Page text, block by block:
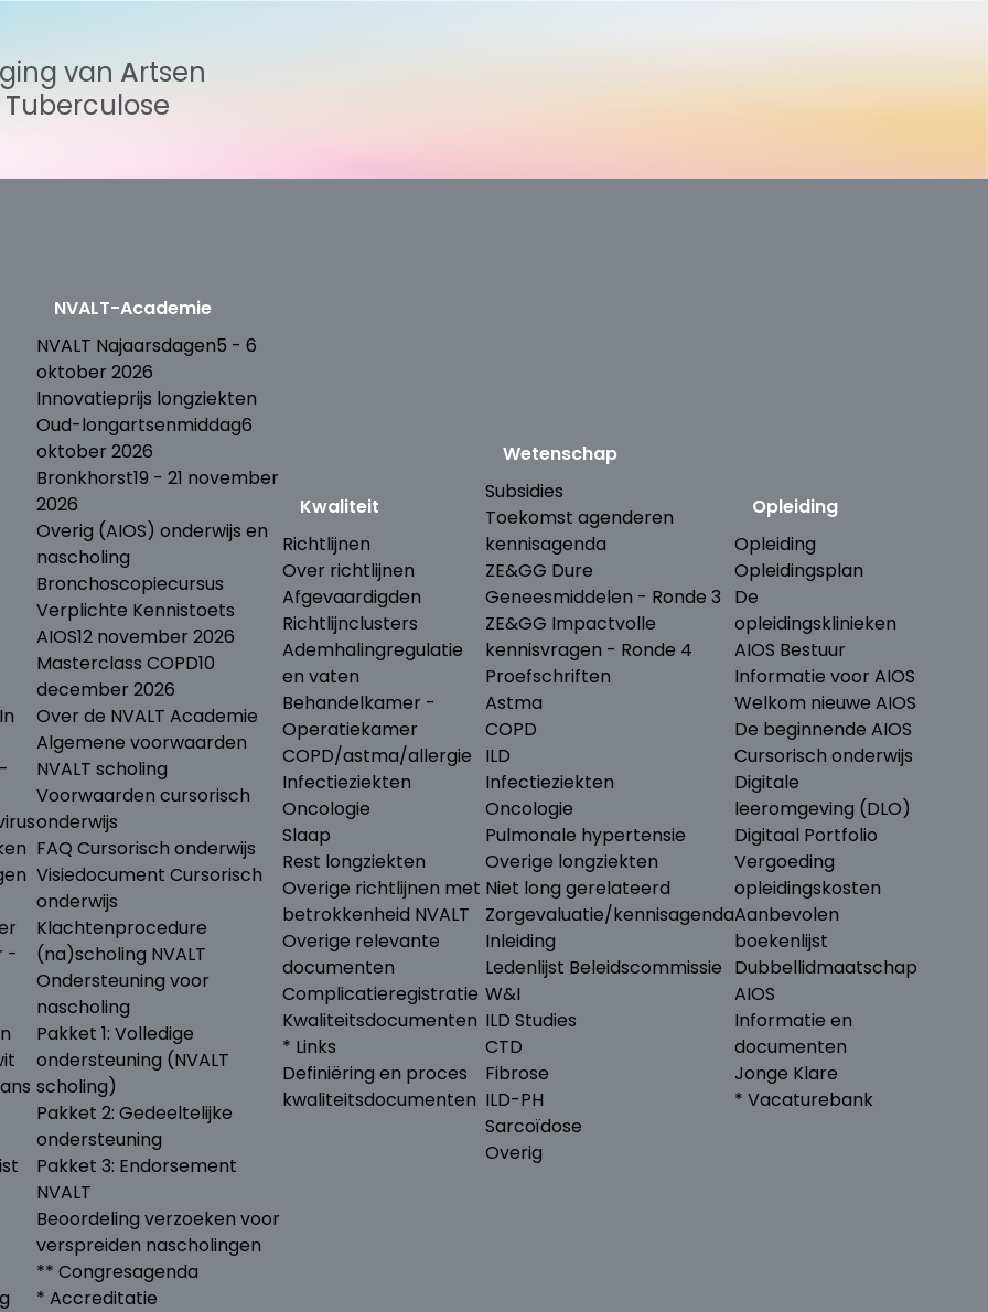
van
Artsen
Tuberculose
-
NVALT-Academie
NVALT Najaarsdagen5 - 6
oktober 2026
Innovatieprijs longziekten
Oud-longartsenmiddag6
oktober 2026
Bronkhorst19 - 21 november
2026
Overig (AIOS) onderwijs en
nascholing
Bronchoscopiecursus
Verplichte Kennistoets
AIOS12 november 2026
Masterclass COPD10
december 2026
Over de NVALT Academie
Algemene voorwaarden
NVALT scholing
Voorwaarden cursorisch
onderwijs
FAQ Cursorisch onderwijs
Visiedocument Cursorisch
onderwijs
Klachtenprocedure
(na)scholing NVALT
Ondersteuning voor
nascholing
Pakket 1: Volledige
ondersteuning (NVALT
scholing)
Pakket 2: Gedeeltelijke
ondersteuning
Pakket 3: Endorsement
NVALT
Beoordeling verzoeken voor
verspreiden nascholingen
** Congresagenda
* Accreditatie
Kwaliteit
Richtlijnen
Over richtlijnen
Afgevaardigden
Richtlijnclusters
Ademhalingregulatie
en vaten
Behandelkamer -
Operatiekamer
COPD/astma/allergie
Infectieziekten
Oncologie
Slaap
Rest longziekten
Overige richtlijnen met
betrokkenheid NVALT
Overige relevante
documenten
Complicatieregistratie
Kwaliteitsdocumenten
* Links
Definiëring en proces
kwaliteitsdocumenten
Wetenschap
Subsidies
Toekomst agenderen
kennisagenda
ZE&GG Dure
Geneesmiddelen - Ronde 3
ZE&GG Impactvolle
kennisvragen - Ronde 4
Proefschriften
Astma
COPD
ILD
Infectieziekten
Oncologie
Pulmonale hypertensie
Overige longziekten
Niet long gerelateerd
Zorgevaluatie/kennisagenda
Inleiding
Ledenlijst Beleidscommissie
W&I
ILD Studies
CTD
Fibrose
ILD-PH
Sarcoïdose
Overig
Opleiding
Opleiding
Opleidingsplan
De
opleidingsklinieken
AIOS Bestuur
Informatie voor AIOS
Welkom nieuwe AIOS
De beginnende AIOS
Cursorisch onderwijs
Digitale
leeromgeving (DLO)
Digitaal Portfolio
Vergoeding
opleidingskosten
Aanbevolen
boekenlijst
Dubbellidmaatschap
AIOS
Informatie en
documenten
Jonge Klare
* Vacaturebank